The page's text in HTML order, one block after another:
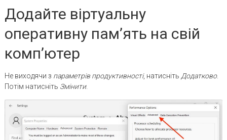
Додайте віртуальну
оперативну пам’ять на свій
комп’ютер
Не виходячи з параметрів продуктивності, натисніть Додатково.
Потім натисніть Змінити.